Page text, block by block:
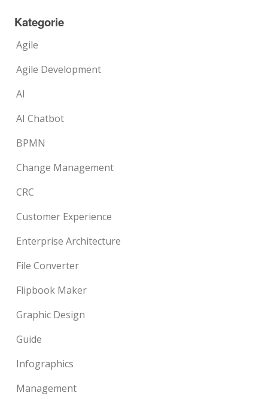
Kategorie
Agile
Agile Development
AI
AI Chatbot
BPMN
Change Management
CRC
Customer Experience
Enterprise Architecture
File Converter
Flipbook Maker
Graphic Design
Guide
Infographics
Management